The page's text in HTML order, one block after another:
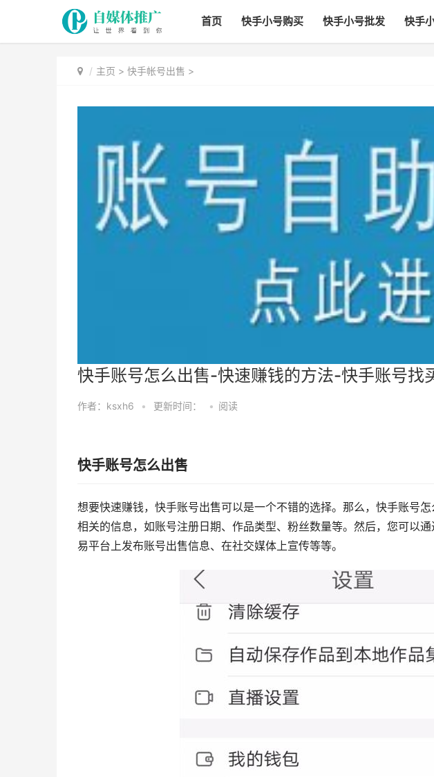
首页 快手小号购买 快手小号批发 快手
主页 > 快手帐号出售 >
快手账号怎么出售-快速赚钱的方法-快手账号找
作者：ksxh6 • 更新时间： • 阅读
快手账号怎么出售
想要快速赚钱，快手账号出售可以是一个不错的选择。那么，快手账号
相关的信息，如账号注册日期、作品类型、粉丝数量等。然后，您可以
易平台上发布账号出售信息、在社交媒体上宣传等等。